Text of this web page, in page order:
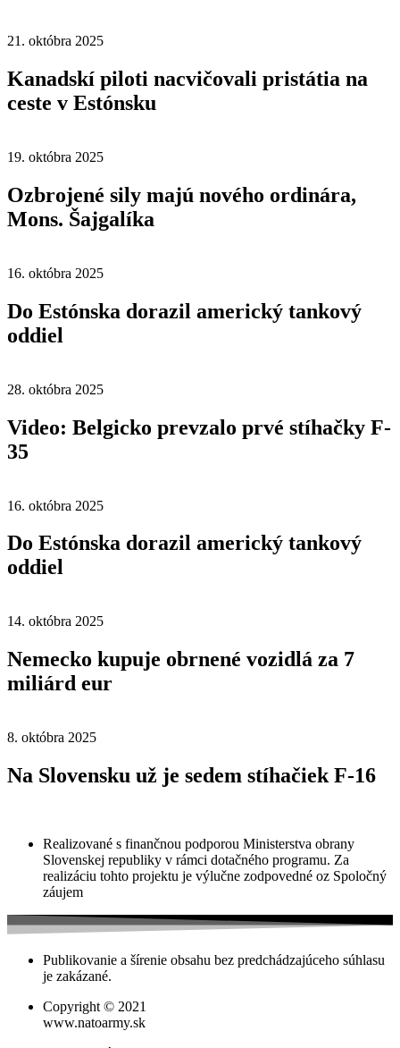
21. októbra 2025
Kanadskí piloti nacvičovali pristátia na
ceste v Estónsku
19. októbra 2025
Ozbrojené sily majú nového ordinára,
Mons. Šajgalíka
16. októbra 2025
Do Estónska dorazil americký tankový
oddiel
28. októbra 2025
Video: Belgicko prevzalo prvé stíhačky F-
35
16. októbra 2025
Do Estónska dorazil americký tankový
oddiel
14. októbra 2025
Nemecko kupuje obrnené vozidlá za 7
miliárd eur
8. októbra 2025
Na Slovensku už je sedem stíhačiek F-16
Realizované s finančnou podporou Ministerstva obrany
Slovenskej republiky v rámci dotačného programu. Za
realizáciu tohto projektu je výlučne zodpovedné oz Spoločný
záujem
Publikovanie a šírenie obsahu bez predchádzajúceho súhlasu
je zakázané.
Copyright © 2021
www.natoarmy.sk